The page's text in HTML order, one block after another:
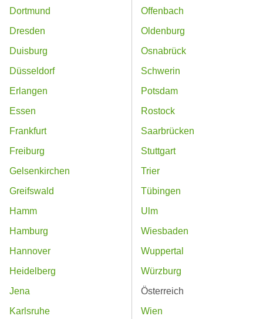
Dortmund
Dresden
Duisburg
Düsseldorf
Erlangen
Essen
Frankfurt
Freiburg
Gelsenkirchen
Greifswald
Hamm
Hamburg
Hannover
Heidelberg
Jena
Karlsruhe
Offenbach
Oldenburg
Osnabrück
Schwerin
Potsdam
Rostock
Saarbrücken
Stuttgart
Trier
Tübingen
Ulm
Wiesbaden
Wuppertal
Würzburg
Österreich
Wien